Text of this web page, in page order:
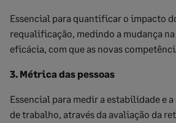
Essencial para quantificar o impacto
requalificação, medindo a mudança
eficácia, com que as novas
3. Métrica das pessoas
Essencial para medir a estabilidade e
de trabalho, através da avaliação da